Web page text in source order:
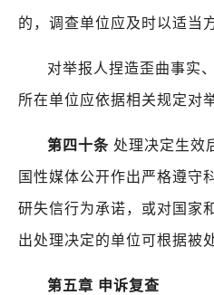
的，调查单位应及时以适当
对举报人捏造歪曲事实
所在单位应依据相关规定对
第四十条 处理决定生效
国性媒体公开作出严格遵守
研失信行为承诺，或对国家
出处理决定的单位可根据被
第五章 申诉复查